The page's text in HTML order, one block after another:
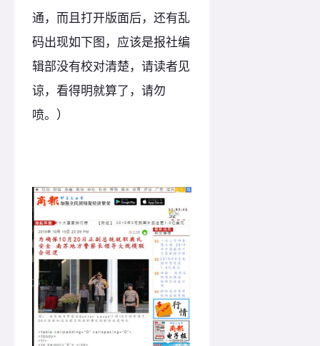
通，而且打开版面后，还有乱
码出现如下图，应该是报社编
辑部没有校对清楚，请读者见
谅，看得明就算了，请勿
喷。）